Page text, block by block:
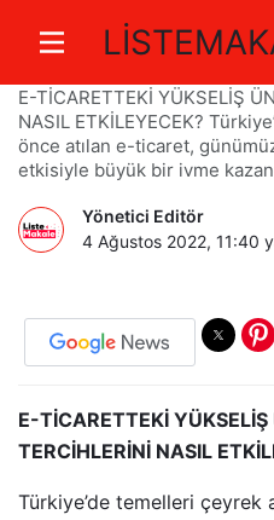
E-Ticaretin
E-TİCARETTEKİ YÜKSELİŞ
NASIL ETKİLEYECEK?
önce atılan e-ticaret,
etkisiyle büyük bir ivme
Yönetici Editör
4 Ağustos 2022, 11:40
E-TİCARETTEKİ YÜKSELİŞ
TERCİHLERİNİ NASIL
Türkiye’de temelleri çeyrek